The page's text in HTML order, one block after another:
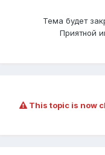
Тема будет
Приятной
This topic is now